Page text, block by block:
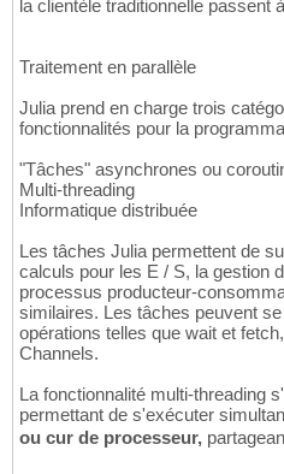
la clientèle traditionnelle passent
Traitement en parallèle
Julia prend en charge trois
fonctionnalités pour la
"Tâches" asynchrones ou
Multi-threading
Informatique distribuée
Les tâches Julia permettent de
calculs pour les E / S, la gestion
processus producteur-
similaires. Les tâches peuvent
opérations telles que wait et
Channels.
La fonctionnalité multi-threading
permettant de s'exécuter
ou cur de processeur,